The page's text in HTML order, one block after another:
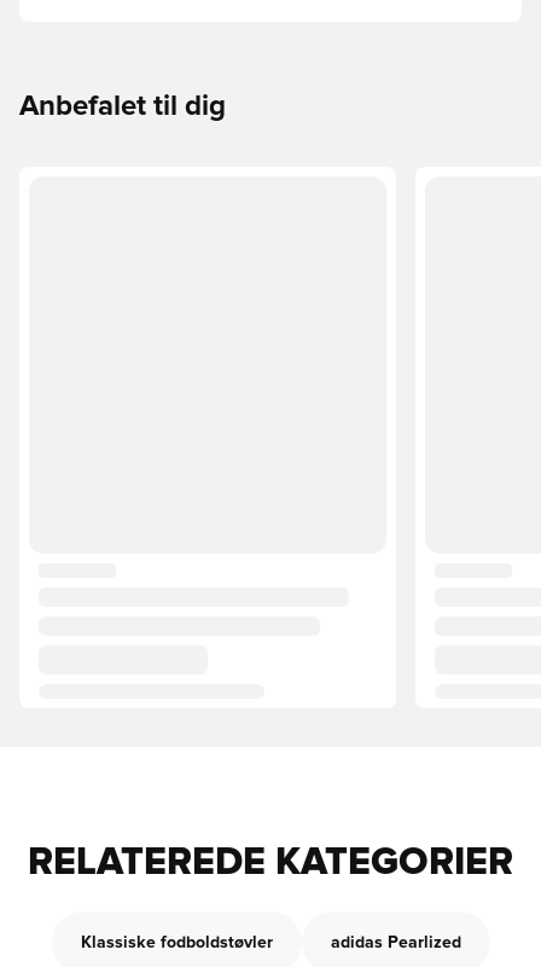
Anbefalet til dig
RELATEREDE KATEGORIER
Klassiske fodboldstøvler adidas Pearlized